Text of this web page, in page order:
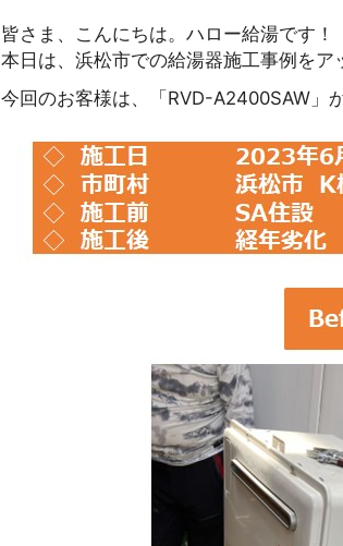
皆さま、こんにちは。ハロー給湯です！
本日は、浜松市での給湯器施工事例をア
今回のお客様は、「RVD-A2400SAW」